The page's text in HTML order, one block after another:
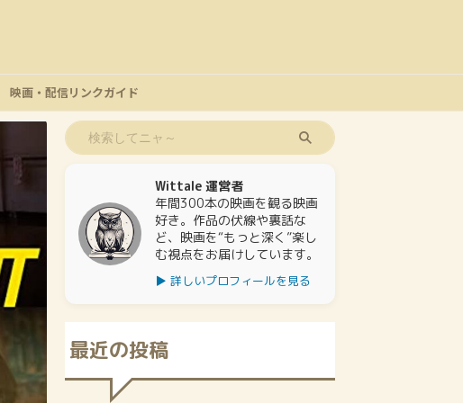
映画・配信リンクガイド
Wittale 運営者
年間300本の映画を観る映画
好き。作品の伏線や裏話な
ど、映画を“もっと深く”楽し
む視点をお届けしています。
▶ 詳しいプロフィールを見る
最近の投稿